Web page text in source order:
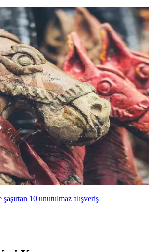
10 unutulmaz alışveriş